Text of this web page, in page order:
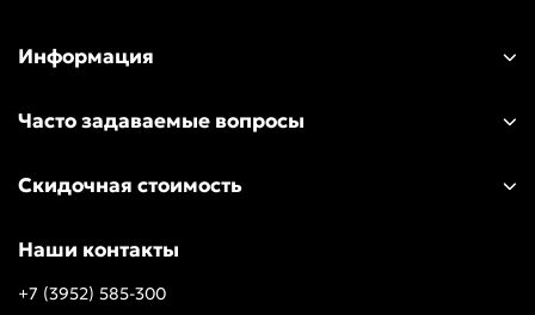
Информация
Часто задаваемые вопросы
Скидочная стоимость
Наши контакты
+7 (3952) 585-300